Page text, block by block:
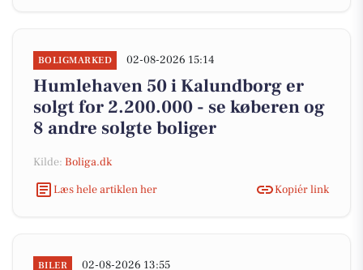
BOLIGMARKED 02-08-2026 15:14
Humlehaven 50 i Kalundborg er
solgt for 2.200.000 - se køberen og
8 andre solgte boliger
Kilde: Boliga.dk
Læs hele artiklen her
Kopiér link
BILER 02-08-2026 13:55